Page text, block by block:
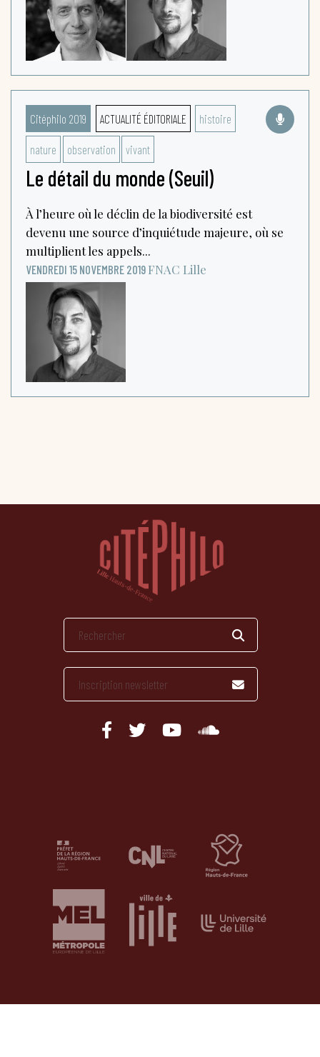
Citéphilo 2019 ACTUALITÉ ÉDITORIALE histoire
nature observation vivant
Le détail du monde (Seuil)
À l’heure où le déclin de la biodiversité est
devenu une source d’inquiétude majeure, où se
multiplient les appels...
VENDREDI 15 NOVEMBRE 2019 FNAC Lille